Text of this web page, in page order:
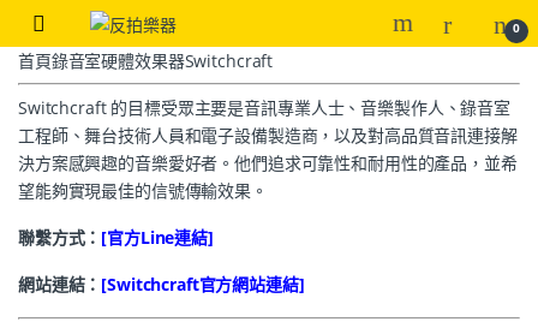
0
首頁錄音室硬體效果器Switchcraft
Switchcraft 的目標受眾主要是音訊專業人士、音樂製作人、錄音室
工程師、舞台技術人員和電子設備製造商，以及對高品質音訊連接解
決方案感興趣的音樂愛好者。他們追求可靠性和耐用性的產品，並希
望能夠實現最佳的信號傳輸效果。
聯繫方式： [官方Line連結]
網站連結： [Switchcraft官方網站連結]